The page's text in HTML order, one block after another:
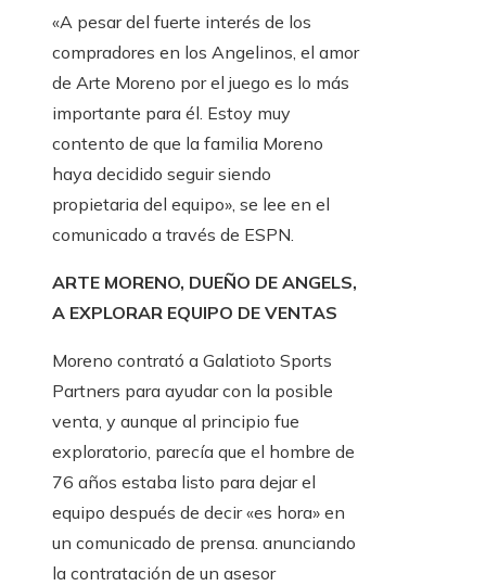
«A pesar del fuerte interés de los
compradores en los Angelinos, el amor
de Arte Moreno por el juego es lo más
importante para él. Estoy muy
contento de que la familia Moreno
haya decidido seguir siendo
propietaria del equipo», se lee en el
comunicado a través de ESPN.
ARTE MORENO, DUEÑO DE ANGELS,
A EXPLORAR EQUIPO DE VENTAS
Moreno contrató a Galatioto Sports
Partners para ayudar con la posible
venta, y aunque al principio fue
exploratorio, parecía que el hombre de
76 años estaba listo para dejar el
equipo después de decir «es hora» en
un comunicado de prensa. anunciando
la contratación de un asesor